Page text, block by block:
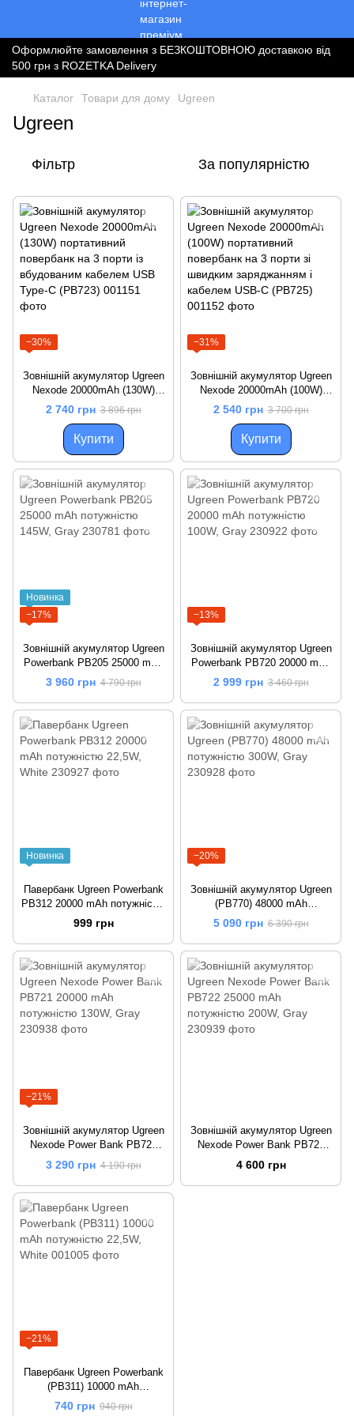
Оформлюйте замовлення з БЕЗКОШТОВНОЮ доставкою від
500 грн з ROZETKA Delivery
Каталог Товари для дому Ugreen
Ugreen
Фільтр За популярністю
−30%
Зовнішній акумулятор Ugreen
Nexode 20000mAh (130W)
портативний повербанк на 3
порти із вбудованим кабелем
USB Type-C (PB723)
2 740 грн 3 896 грн
Купити
−31%
Зовнішній акумулятор Ugreen
Nexode 20000mAh (100W)
портативний повербанк на 3
порти зі швидким
заряджанням і кабелем USB-
C (PB725)
2 540 грн 3 700 грн
Купити
Новинка
−17%
Зовнішній акумулятор Ugreen
Powerbank PB205 25000 mAh
потужністю 145W, Gray
3 960 грн 4 790 грн
−13%
Зовнішній акумулятор Ugreen
Powerbank PB720 20000 mAh
потужністю 100W, Gray
2 999 грн 3 460 грн
Новинка
Павербанк Ugreen Powerbank
PB312 20000 mAh потужністю
22,5W, White
999 грн
−20%
Зовнішній акумулятор Ugreen
(PB770) 48000 mAh
потужністю 300W, Gray
5 090 грн 6 390 грн
−21%
Зовнішній акумулятор Ugreen
Nexode Power Bank PB721
20000 mAh потужністю 130W,
Gray
3 290 грн 4 190 грн
Зовнішній акумулятор Ugreen
Nexode Power Bank PB722
25000 mAh потужністю 200W,
4 600 грн
−21%
Павербанк Ugreen Powerbank
(PB311) 10000 mAh
потужністю 22,5W, White
740 грн 940 грн